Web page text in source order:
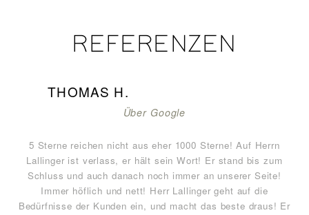
REFERENZEN
THOMAS H.
Über Google
5 Sterne reichen nicht aus eher 1000 Sterne! Auf Herrn
Lallinger ist verlass, er hält sein Wort! Er stand bis zum
Schluss und auch danach noch immer an unserer Seite!
Immer höflich und nett! Herr Lallinger geht auf die
Bedürfnisse der Kunden ein, und macht das beste draus! Er